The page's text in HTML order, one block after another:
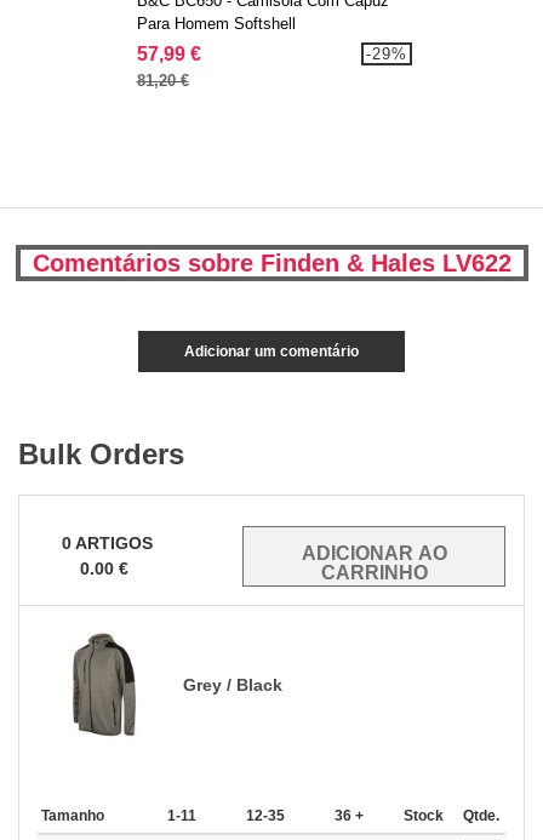
Para Homem Softshell
57,99 €
81,20 €
-29%
Comentários sobre Finden & Hales LV622
Adicionar um comentário
Bulk Orders
0ARTIGOS
0.00 €
Grey / Black
Tamanho 1-11 12-35 36 + Stock Qtde.